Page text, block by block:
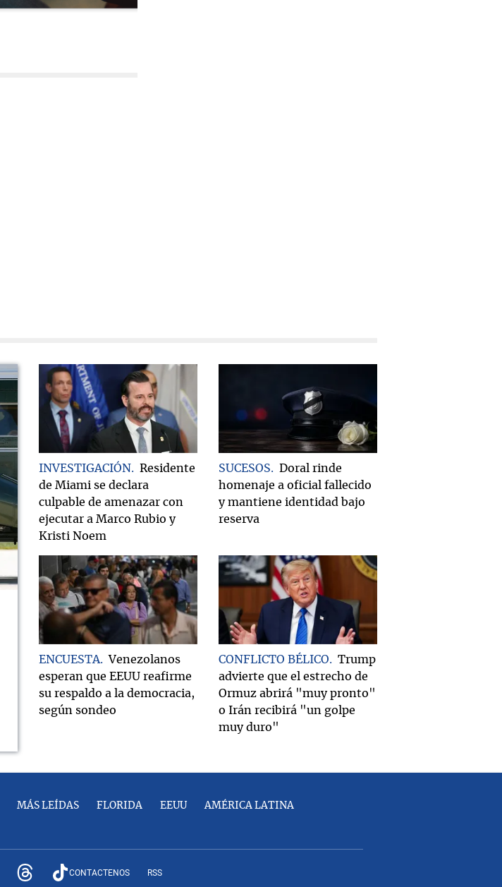
INVESTIGACIÓN
Residente
de Miami se declara
culpable de amenazar con
ejecutar a Marco Rubio y
Kristi Noem
SUCESOS
Doral rinde
homenaje a oficial fallecido
y mantiene identidad bajo
reserva
ENCUESTA
Venezolanos
esperan que EEUU reafirme
su respaldo a la democracia,
según sondeo
CONFLICTO BÉLICO
Trump
advierte que el estrecho de
Ormuz abrirá "muy pronto"
o Irán recibirá "un golpe
muy duro"
MÁS LEÍDAS FLORIDA EEUU AMÉRICA LATINA
CONTACTENOS RSS